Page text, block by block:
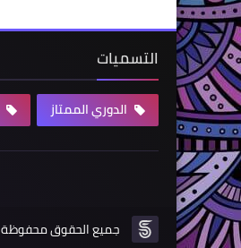
التسميات
الدوري الممتاز
جميع الحقوق محفوظة